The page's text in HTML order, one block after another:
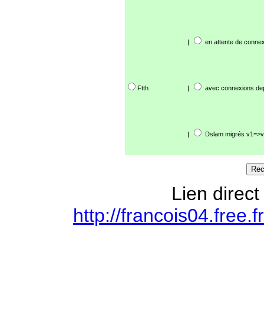
| en attente de
Ftth | avec connexions
| Dslam migrés
Lien
http://